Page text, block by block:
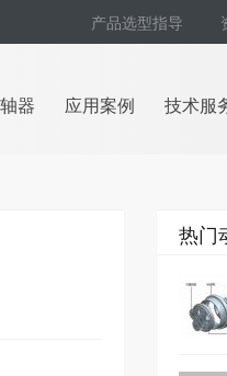
产品选型指导
器 应用案例 技术服
热门